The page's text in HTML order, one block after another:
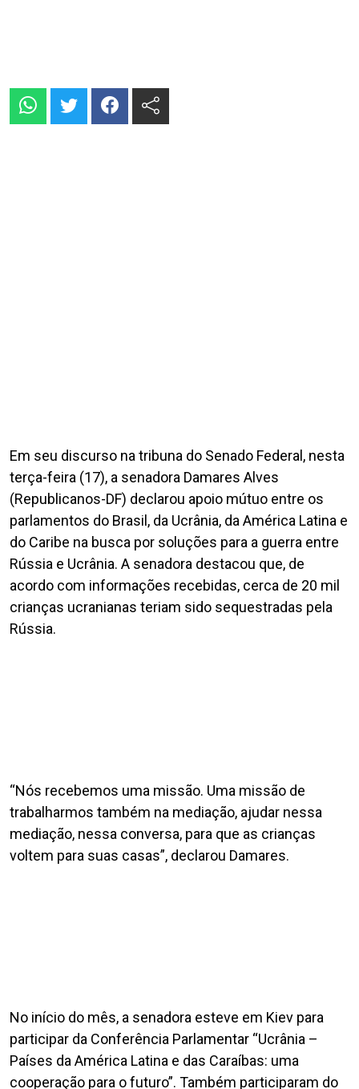
Em seu discurso na tribuna do Senado Federal, nesta
terça-feira (17), a senadora Damares Alves
(Republicanos-DF) declarou apoio mútuo entre os
parlamentos do Brasil, da Ucrânia, da América Latina e
do Caribe na busca por soluções para a guerra entre
Rússia e Ucrânia. A senadora destacou que, de
acordo com informações recebidas, cerca de 20 mil
crianças ucranianas teriam sido sequestradas pela
Rússia.
“Nós recebemos uma missão. Uma missão de
trabalharmos também na mediação, ajudar nessa
mediação, nessa conversa, para que as crianças
voltem para suas casas”, declarou Damares.
No início do mês, a senadora esteve em Kiev para
participar da Conferência Parlamentar “Ucrânia –
Países da América Latina e das Caraíbas: uma
cooperação para o futuro”. Também participaram do